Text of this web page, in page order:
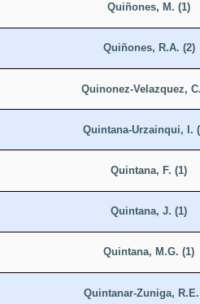
Quiñones, M. (1)
Quiñones, R.A. (2)
Quinonez-Velazquez,
Quintana-Urzainqui, I.
Quintana, F. (1)
Quintana, J. (1)
Quintana, M.G. (1)
Quintanar-Zuniga, R.E.